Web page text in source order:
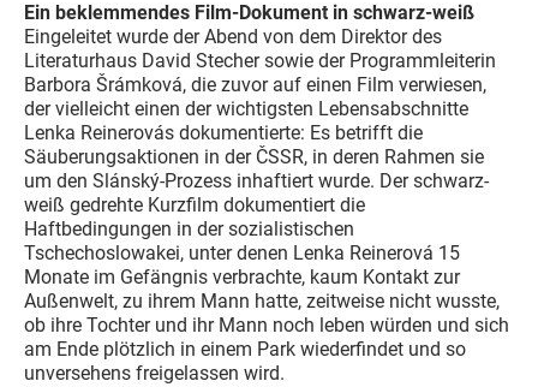
Ein beklemmendes Film-Dokument in schwarz-weiß
Eingeleitet wurde der Abend von dem Direktor des
Literaturhaus David Stecher sowie der Programmleiterin
Barbora Šrámková, die zuvor auf einen Film verwiesen,
der vielleicht einen der wichtigsten Lebensabschnitte
Lenka Reinerovás dokumentierte: Es betrifft die
Säuberungsaktionen in der ČSSR, in deren Rahmen sie
um den Slánský-Prozess inhaftiert wurde. Der schwarz-
weiß gedrehte Kurzfilm dokumentiert die
Haftbedingungen in der sozialistischen
Tschechoslowakei, unter denen Lenka Reinerová 15
Monate im Gefängnis verbrachte, kaum Kontakt zur
Außenwelt, zu ihrem Mann hatte, zeitweise nicht wusste,
ob ihre Tochter und ihr Mann noch leben würden und sich
am Ende plötzlich in einem Park wiederfindet und so
unversehens freigelassen wird.